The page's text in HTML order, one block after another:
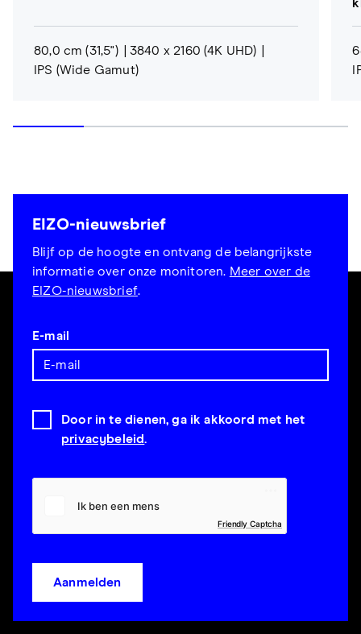
80,0 cm (31,5")
3840 x 2160 (4K UHD)
IPS (Wide Gamut)
EIZO-nieuwsbrief
Blijf op de hoogte en ontvang de belangrijkste
informatie over onze monitoren. Meer over de
EIZO-nieuwsbrief.
E-mail
Door in te dienen, ga ik akkoord met het
privacybeleid.
Friendly Captcha
Aanmelden